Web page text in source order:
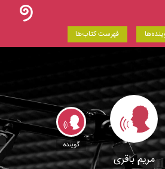
فهرست کتاب‌ها
گوینده
مریم باقری